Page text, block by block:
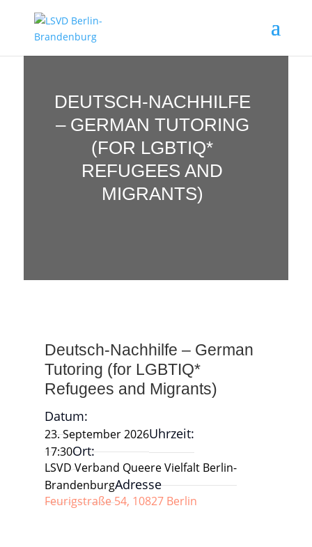
DEUTSCH-NACHHILFE
– GERMAN TUTORING
(FOR LGBTIQ*
REFUGEES AND
MIGRANTS)
Deutsch-Nachhilfe – German
Tutoring (for LGBTIQ*
Refugees and Migrants)
Datum:
23. September 2026Uhrzeit:
17:30Ort:
LSVD Verband Queere Vielfalt Berlin-
BrandenburgAdresse
Feurigstraße 54, 10827 Berlin